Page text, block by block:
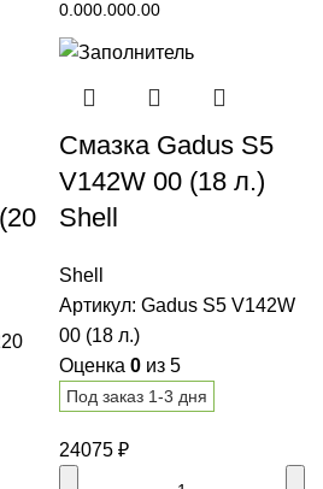
0.000.000.00
Смазка Gadus S5
V142W 00 (18 л.)
Shell
Shell
Артикул: Gadus S5 V142W
00 (18 л.)
Оценка 0 из 5
Под заказ 1-3 дня
24075 ₽